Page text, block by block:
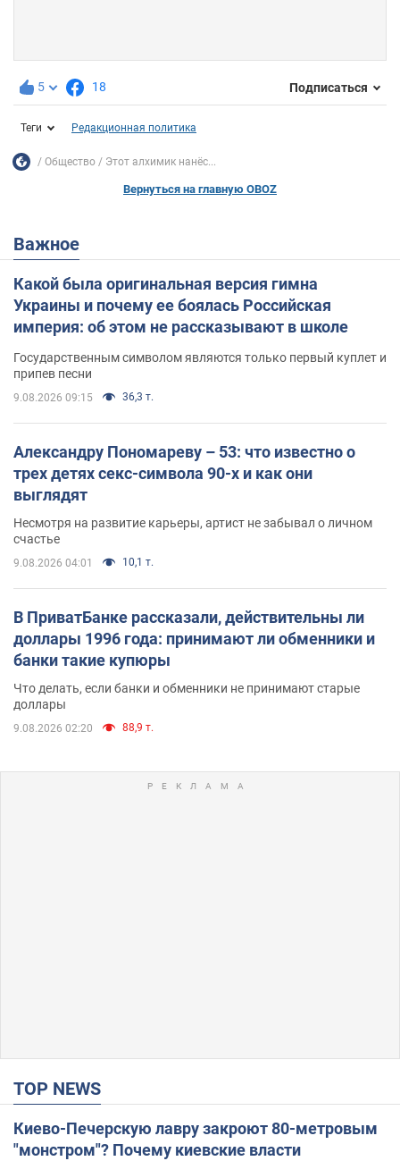
5 18 Подписаться
Теги Редакционная политика
Общество Этот алхимик нанёс...
Вернуться на главную OBOZ
Важное
Какой была оригинальная версия гимна
Украины и почему ее боялась Российская
империя: об этом не рассказывают в школе
Государственным символом являются только первый куплет и
припев песни
9.08.2026 09:15 36,3 т.
Александру Пономареву – 53: что известно о
трех детях секс-символа 90-х и как они
выглядят
Несмотря на развитие карьеры, артист не забывал о личном
счастье
9.08.2026 04:01 10,1 т.
В ПриватБанке рассказали, действительны ли
доллары 1996 года: принимают ли обменники и
банки такие купюры
Что делать, если банки и обменники не принимают старые
доллары
9.08.2026 02:20 88,9 т.
TOP NEWS
Киево-Печерскую лавру закроют 80-метровым
"монстром"? Почему киевские власти